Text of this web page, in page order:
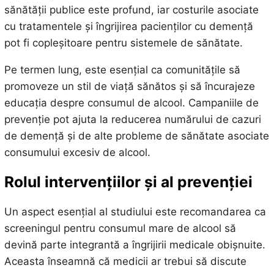
sănătății publice este profund, iar costurile asociate
cu tratamentele și îngrijirea pacienților cu demență
pot fi copleșitoare pentru sistemele de sănătate.
Pe termen lung, este esențial ca comunitățile să
promoveze un stil de viață sănătos și să încurajeze
educația despre consumul de alcool. Campaniile de
prevenție pot ajuta la reducerea numărului de cazuri
de demență și de alte probleme de sănătate asociate
consumului excesiv de alcool.
Rolul intervențiilor și al prevenției
Un aspect esențial al studiului este recomandarea ca
screeningul pentru consumul mare de alcool să
devină parte integrantă a îngrijirii medicale obișnuite.
Aceasta înseamnă că medicii ar trebui să discute